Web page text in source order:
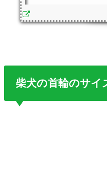
柴犬の首輪のサイ